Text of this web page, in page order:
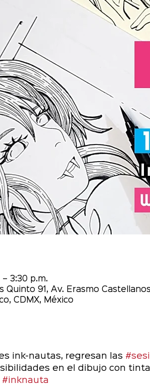
3:30 p.m.
Quinto 91, Av. Erasmo
CDMX, México
ink-nautas, regresan las
en el dibujo con
#inknauta